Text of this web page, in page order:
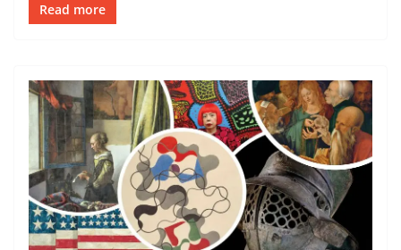
Read more